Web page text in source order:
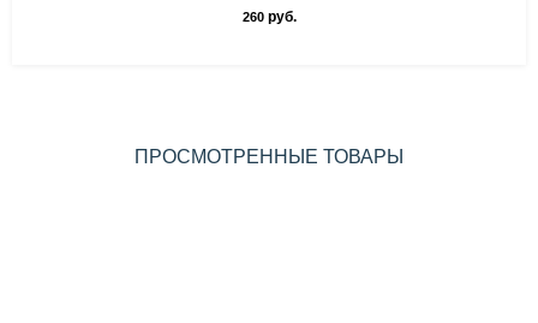
260руб.
ПРОСМОТРЕННЫЕ ТОВАРЫ